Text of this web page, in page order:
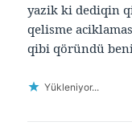
yazik ki dediqin
qelisme
qibi qöründü
Yükleniyor...